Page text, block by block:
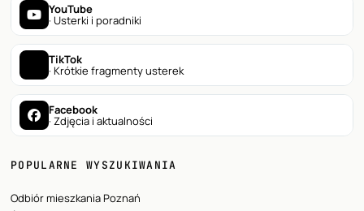
YouTube
· Usterki i poradniki
TikTok
· Krótkie fragmenty usterek
Facebook
· Zdjęcia i aktualności
POPULARNE WYSZUKIWANIA
Odbiór mieszkania Poznań